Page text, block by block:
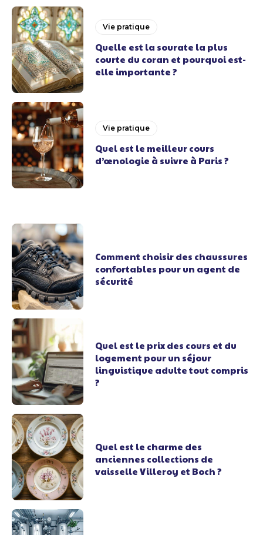
Vie pratique
Quelle est la sourate la plus
courte du coran et pourquoi est-
elle importante ?
Vie pratique
Quel est le meilleur cours
d’œnologie à suivre à Paris ?
Comment choisir des chaussures
confortables pour un agent de
sécurité
Quel est le prix des cours et du
logement pour un séjour
linguistique adulte tout compris
?
Quel est le charme des
anciennes collections de
vaisselle Villeroy et Boch ?